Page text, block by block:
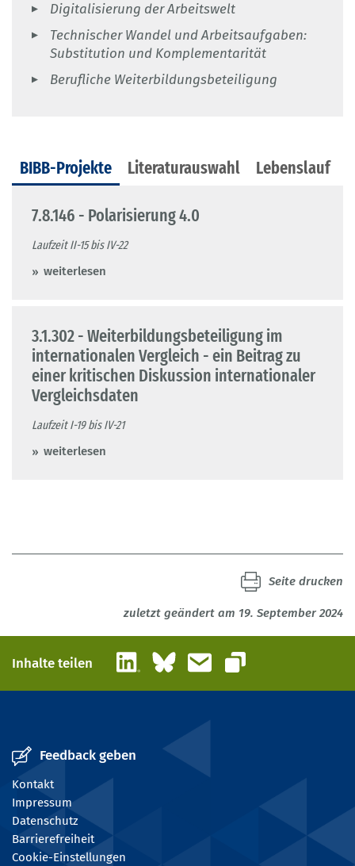
Digitalisierung der Arbeitswelt
Technischer Wandel und Arbeitsaufgaben:
Substitution und Komplementarität
Berufliche Weiterbildungsbeteiligung
BIBB-Projekte Literaturauswahl Lebenslauf
7.8.146 - Polarisierung 4.0
Laufzeit II-15 bis IV-22
weiterlesen
3.1.302 - Weiterbildungsbeteiligung im
internationalen Vergleich - ein Beitrag zu
einer kritischen Diskussion internationaler
Vergleichsdaten
Laufzeit I-19 bis IV-21
weiterlesen
zuletzt geändert am 19. September 2024
Seite drucken
Inhalte teilen LinkedInBlueskyE-Mail
Link kopieren
Feedback geben
Kontakt
Impressum
Datenschutz
Barrierefreiheit
Cookie-Einstellungen